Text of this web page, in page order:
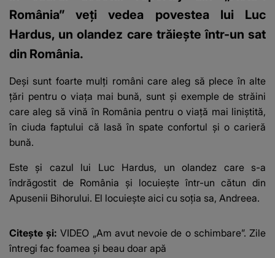
România” veți vedea povestea lui Luc
Hardus, un olandez care trăiește într-un sat
din România.
Deși sunt foarte mulți români care aleg să plece în alte
țări pentru o viața mai bună, sunt și exemple de străini
care aleg să vină în România pentru o viață mai liniștită,
în ciuda faptului că lasă în spate confortul și o carieră
bună.
Este și cazul lui Luc Hardus, un olandez care s-a
îndrăgostit de România și locuiește într-un cătun din
Apusenii Bihorului. El locuiește aici cu soția sa, Andreea.
Citește și:VIDEO „Am avut nevoie de o schimbare”. Zile
întregi fac foamea și beau doar apă